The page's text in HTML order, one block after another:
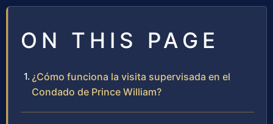
ON THIS PAGE
¿Cómo funciona la visita supervisada en el
Condado de Prince William?